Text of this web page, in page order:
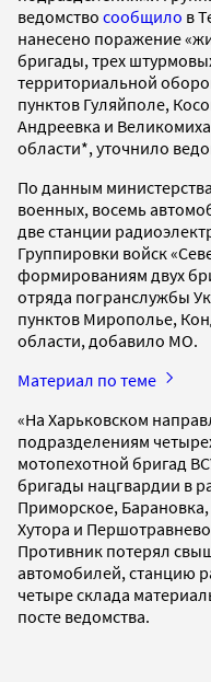
ведомство сообщило в
нанесено поражение
бригады, трех
территориальной
пунктов Гуляйполе,
Андреевка и
области*, уточнило
По данным
военных, восемь
две станции
Группировки войск
формированиям двух
отряда погранслужбы
пунктов Мирополье,
области, добавило МО.
Материал по теме
«На Харьковском
подразделениям
мотопехотной бригад
бригады нацгвардии в
Приморское,
Хутора и
Противник потерял
автомобилей, станцию
четыре склада
посте ведомства.